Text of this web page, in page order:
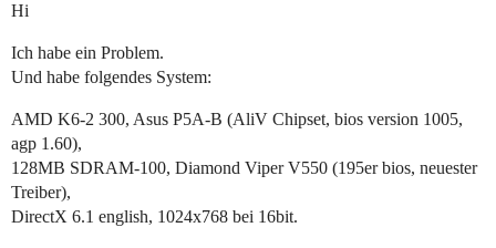
Hi
Ich habe ein Problem.
Und habe folgendes System:
AMD K6-2 300, Asus P5A-B (AliV Chipset, bios version 1005,
agp 1.60),
128MB SDRAM-100, Diamond Viper V550 (195er bios, neuester
Treiber),
DirectX 6.1 english, 1024x768 bei 16bit.